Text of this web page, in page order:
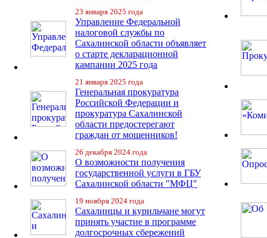
23 января 2025 года
Управление Федеральной
налоговой службы по
Сахалинской области объявляет
о старте декларационной
кампании 2025 года
21 января 2025 года
Генеральная прокуратура
Российской Федерации и
прокуратура Сахалинской
области предостерегают
граждан от мошенников!
26 декабря 2024 года
О возможности получения
государственной услуги в ГБУ
Сахалинской области "МФЦ"
19 ноября 2024 года
Сахалинцы и курильчане могут
принять участие в программе
долгосрочных сбережений